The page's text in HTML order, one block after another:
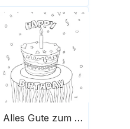
Alles Gute zum Geburtstag Kuchen